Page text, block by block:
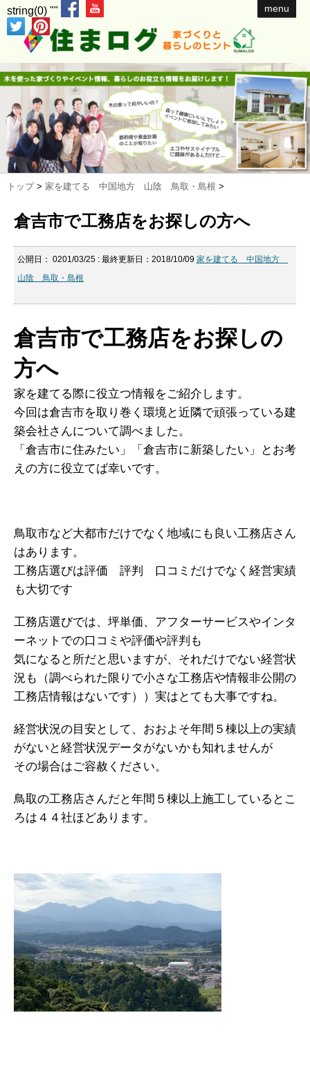
string(0) "" menu
トップ > 家を建てる 中国地方 山陰 鳥取・島根 >
倉吉市で工務店をお探しの方へ
公開日： 0201/03/25 : 最終更新日：2018/10/09 家を建てる 中国地方
山陰 鳥取・島根
倉吉市で工務店をお探しの
方へ
家を建てる際に役立つ情報をご紹介します。
今回は倉吉市を取り巻く環境と近隣で頑張っている建
築会社さんについて調べました。
「倉吉市に住みたい」「倉吉市に新築したい」とお考
えの方に役立てば幸いです。
鳥取市など大都市だけでなく地域にも良い工務店さん
はあります。
工務店選びは評価 評判 口コミだけでなく経営実績
も大切です
工務店選びでは、坪単価、アフターサービスやインタ
ーネットでの口コミや評価や評判も
気になると所だと思いますが、それだけでない経営状
況も（調べられた限りで小さな工務店や情報非公開の
工務店情報はないです））実はとても大事ですね。
経営状況の目安として、おおよそ年間５棟以上の実績
がないと経営状況データがないかも知れませんが
その場合はご容赦ください。
鳥取の工務店さんだと年間５棟以上施工しているとこ
ろは４４社ほどあります。